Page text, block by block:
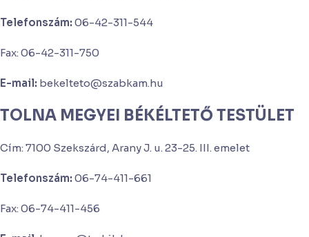
Telefonszám: 06-42-311-544
Fax: 06-42-311-750
E-mail: bekelteto@szabkam.hu
TOLNA MEGYEI BÉKÉLTETŐ TESTÜLET
Cím: 7100 Szekszárd, Arany J. u. 23-25. III. emelet
Telefonszám: 06-74-411-661
Fax: 06-74-411-456